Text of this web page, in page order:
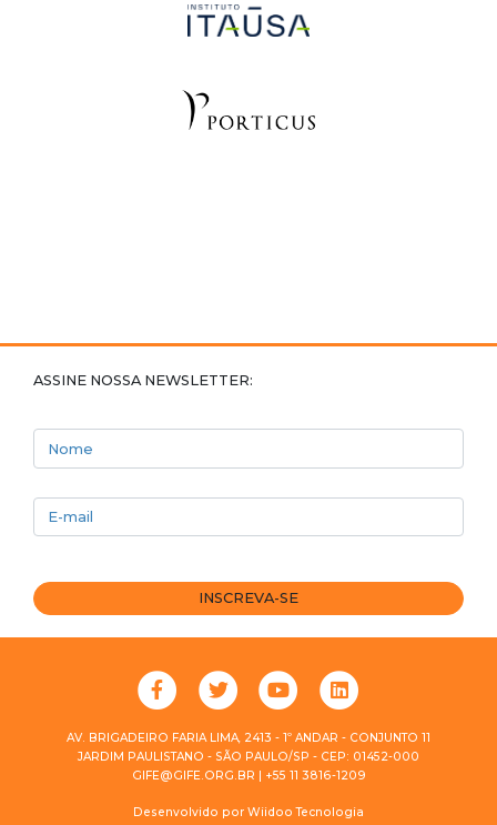
ASSINE NOSSA NEWSLETTER:
INSCREVA-SE
AV. BRIGADEIRO FARIA LIMA, 2413 - 1º ANDAR - CONJUNTO 11
JARDIM PAULISTANO - SÃO PAULO/SP - CEP: 01452-000
GIFE@GIFE.ORG.BR | +55 11 3816-1209
Desenvolvido por Wiidoo Tecnologia